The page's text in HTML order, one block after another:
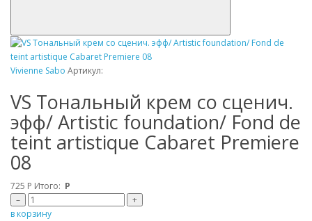
Vivienne Sabo Артикул:
VS Tональный крем со сценич.
эфф/ Artistic foundation/ Fond de
teint artistique Cabaret Premiere
08
725 Р Итого: Р
–
+
в корзину